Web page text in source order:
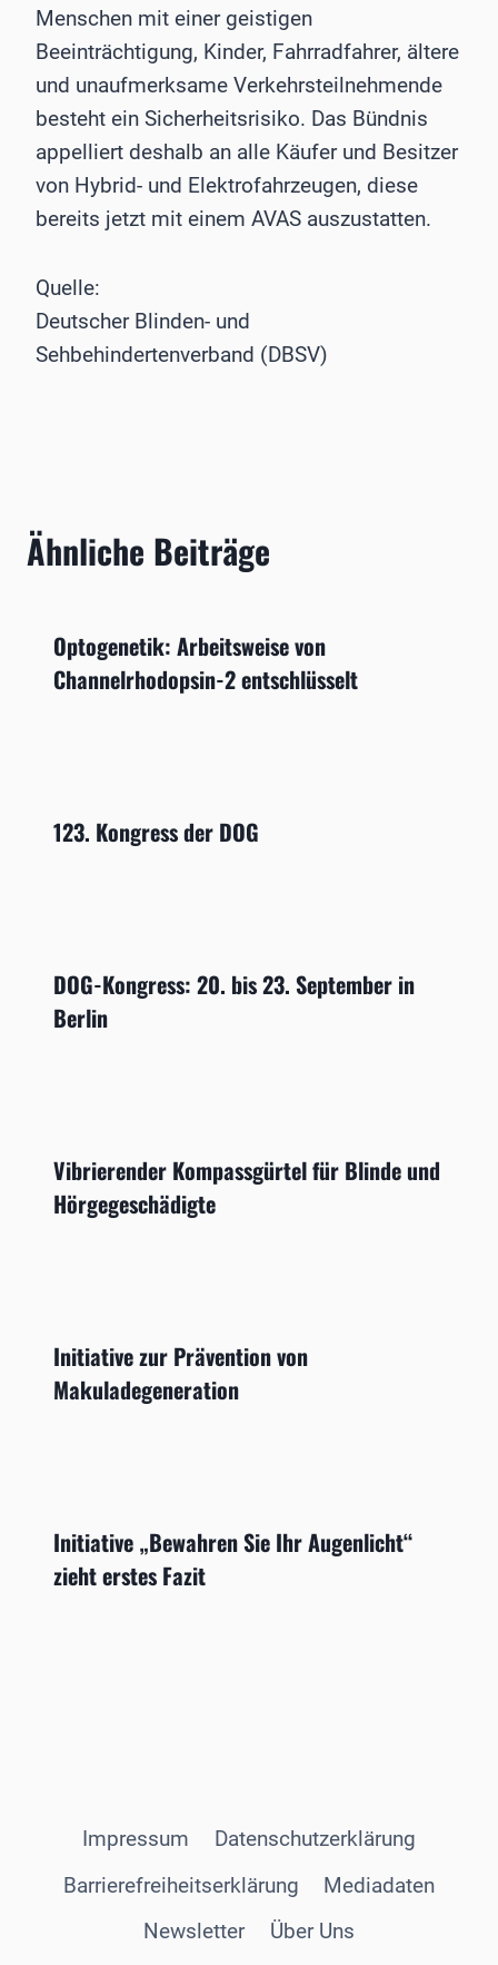
Menschen mit einer geistigen
Beeinträchtigung, Kinder, Fahrradfahrer, ältere
und unaufmerksame Verkehrsteilnehmende
besteht ein Sicherheitsrisiko. Das Bündnis
appelliert deshalb an alle Käufer und Besitzer
von Hybrid- und Elektrofahrzeugen, diese
bereits jetzt mit einem AVAS auszustatten.
Quelle:
Deutscher Blinden- und
Sehbehindertenverband (DBSV)
Ähnliche Beiträge
Optogenetik: Arbeitsweise von
Channelrhodopsin-2 entschlüsselt
123. Kongress der DOG
DOG-Kongress: 20. bis 23. September in
Berlin
Vibrierender Kompassgürtel für Blinde und
Hörgegeschädigte
Initiative zur Prävention von
Makuladegeneration
Initiative „Bewahren Sie Ihr Augenlicht“
zieht erstes Fazit
Impressum
Datenschutzerklärung
Barrierefreiheitserklärung
Mediadaten
Newsletter
Über Uns